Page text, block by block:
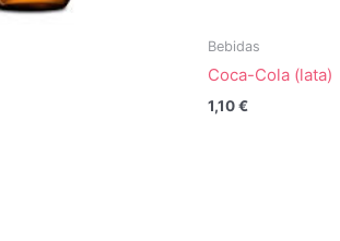
Bebidas
Coca-Cola (lata)
1,10€